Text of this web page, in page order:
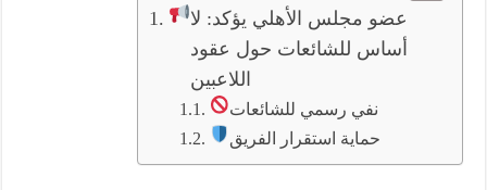
عضو مجلس الأهلي يؤكد: لا
أساس للشائعات حول عقود
اللاعبين
نفي رسمي للشائعات
حماية استقرار الفريق